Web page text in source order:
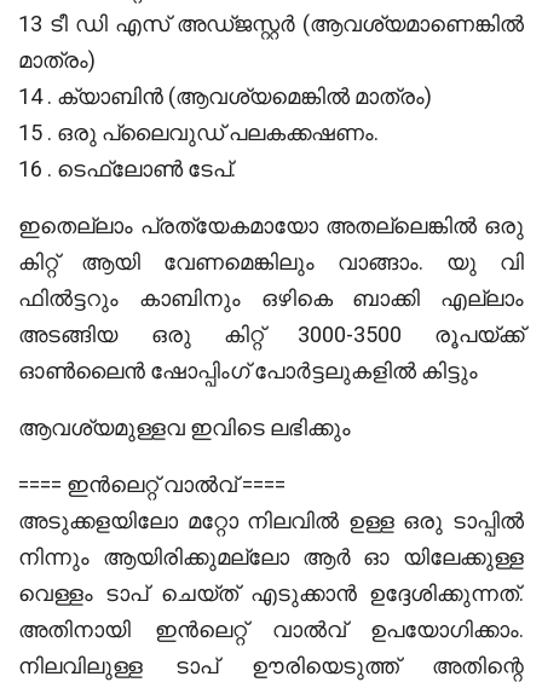
13 ടീ ഡി എസ് അഡ്ജസ്റ്റർ (ആവശ്യമാണെങ്കിൽ
മാത്രം)
14 . ക്യാബിൻ (ആവശ്യമെങ്കിൽ മാത്രം)
15 . ഒരു പ്ലൈവുഡ് പലകക്കഷണം.
16 . ടെഫ്ലോൺ ടേപ്.
ഇതെല്ലാം പ്രത്യേകമായോ അതല്ലെങ്കിൽ ഒരു
കിറ്റ് ആയി വേണമെങ്കിലും വാങ്ങാം. യു വി
ഫിൽട്ടറും കാബിനും ഒഴികെ ബാക്കി എല്ലാം
അടങ്ങിയ ഒരു കിറ്റ് 3000-3500 രൂപയ്ക്ക്
ഓൺലൈൻ ഷോപ്പിംഗ് പോർട്ടലുകളിൽ കിട്ടും
ആവശ്യമുള്ളവ ഇവിടെ ലഭിക്കും
==== ഇൻലെറ്റ് വാൽവ് ====
അടുക്കളയിലോ മറ്റോ നിലവിൽ ഉള്ള ഒരു ടാപ്പിൽ
നിന്നും ആയിരിക്കുമല്ലോ ആർ ഓ യിലേക്കുള്ള
വെള്ളം ടാപ് ചെയ്ത് എടുക്കാൻ ഉദ്ദേശിക്കുന്നത്.
അതിനായി ഇൻലെറ്റ് വാൽവ് ഉപയോഗിക്കാം.
നിലവിലുള്ള ടാപ് ഊരിയെടുത്ത് അതിന്റെ